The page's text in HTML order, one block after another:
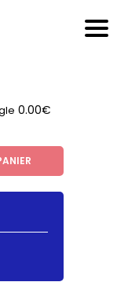
0.00€